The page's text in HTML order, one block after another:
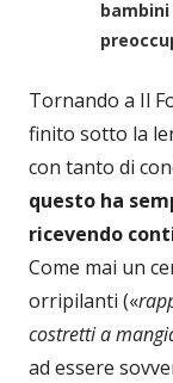
Tornando a Il
finito sotto la
con tanto di
questo ha
ricevendo
Come mai un
orripilanti («
costretti a
ad essere